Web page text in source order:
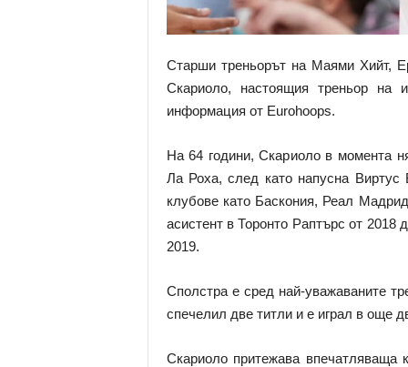
Старши треньорът на Маями Хийт,
Скариоло, настоящия треньор на
информация от Eurohoops.
На 64 години, Скариоло в момента
Ла Роха, след като напусна Виртус
клубове като Баскония, Реал
асистент в Торонто Раптърс от 2018
2019.
Сполстра е сред най-уважаваните
спечелил две титли и е играл в още
Скариоло притежава впечатляваща